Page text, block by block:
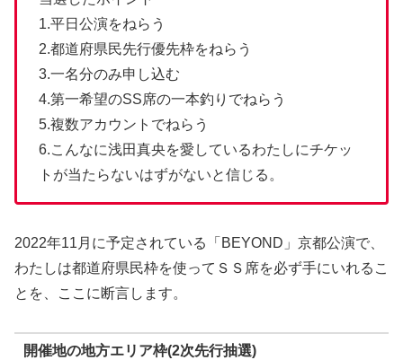
1.平日公演をねらう
2.都道府県民先行優先枠をねらう
3.一名分のみ申し込む
4.第一希望のSS席の一本釣りでねらう
5.複数アカウントでねらう
6.こんなに浅田真央を愛しているわたしにチケッ
トが当たらないはずがないと信じる。
2022年11月に予定されている「BEYOND」京都公演で、
わたしは都道府県民枠を使ってＳＳ席を必ず手にいれるこ
とを、ここに断言します。
開催地の地方エリア枠(2次先行抽選)